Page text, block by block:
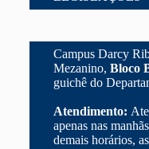
Campus Darcy
Mezanino, Bloco
guichê do
Atendimento:
apenas nas
demais horários,